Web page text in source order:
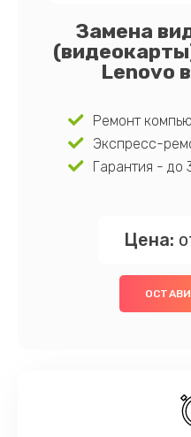
Замена
Lenovo
Ремонт
Экспресс-
Гарантия - до
Цена: